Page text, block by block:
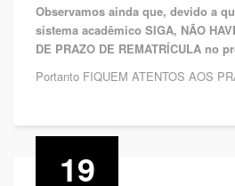
Observamos ainda que, devido a
sistema acadêmico SIGA, NÃO
DE PRAZO DE REMATRÍCULA no
Portanto FIQUEM ATENTOS AOS
19